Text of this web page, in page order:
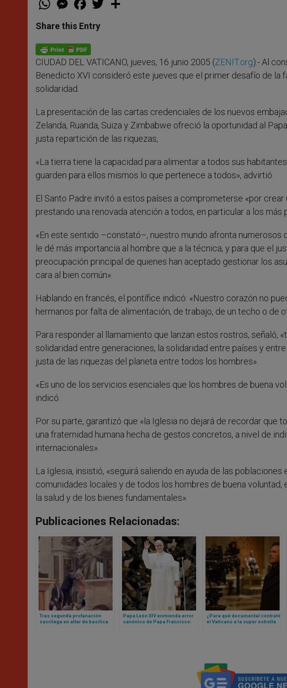
t
s
p
p
e
s
e
g
e
r
a
e
b
o
k
w
Share this Entry
CIUDAD DEL VATICANO, jueves, 16 junio 2005 (ZENIT.org).- Al
Benedicto XVI consideró este jueves que el primer desafío de la
solidaridad.
La presentación de las cartas credenciales de los nuevos
Zelanda, Ruanda, Suiza y Zimbabwe ofreció la oportunidad al
justa repartición de las riquezas,
«La tierra tiene la capacidad para alimentar a todos sus
guarden para ellos mismos lo que pertenece a todos», advirtió.
El Santo Padre invitó a estos países a comprometerse «por crear
prestando una renovada atención a todos, en particular a los
«En este sentido –constató–, nuestro mundo afronta numerosos
le dé más importancia al hombre que a la técnica, y para que el
preocupación principal de quienes han aceptado gestionar los
cara al bien común».
Hablando en francés, el pontífice indicó: «Nuestro corazón no
hermanos por falta de alimentación, de trabajo, de un techo o de
Para responder al llamamiento que lanzan estos rostros, señaló,
solidaridad entre generaciones, la solidaridad entre países y
justa de las riquezas del planeta entre todos los hombres».
«Es uno de los servicios esenciales que los hombres de buena
indicó.
Por su parte, garantizó que «la Iglesia no dejará de recordar que
una fraternidad humana hecha de gestos concretos, a nivel de
internacionales».
La Iglesia, insistió, «seguirá saliendo en ayuda de las
comunidades locales y de todos los hombres de buena
la salud y de los bienes fundamentales».
Publicaciones Relacionadas:
Tras segunda profanación
sacrílega en altar de basílica
Papa León XIV enmienda error
canónico de Papa Francisco:
¿Para qué documental contrató
el Vaticano a la super estrella